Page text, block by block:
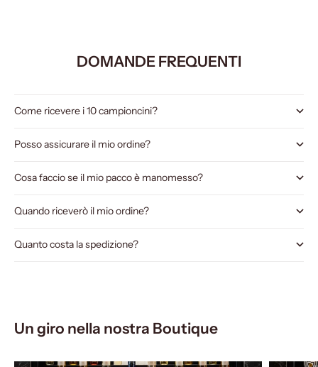
DOMANDE FREQUENTI
Come ricevere i 10 campioncini?
Posso assicurare il mio ordine?
Cosa faccio se il mio pacco è manomesso?
Quando riceverò il mio ordine?
Quanto costa la spedizione?
Un giro nella nostra Boutique